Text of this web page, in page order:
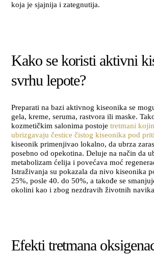
koja je sjajnija i zategnutija.
Kako se koristi aktivni
svrhu lepote?
Preparati na bazi aktivnog kiseonika se
gela, kreme, seruma, rastvora ili maske.
kozmetičkim salonima postoje tretmani
ubrizgavaju čestice čistog kiseonika pod
kiseonik primenjivao lokalno, da ubrza
posebno od opekotina. Deluje na način da
metabolizam ćelija i povećava moć
Istraživanja su pokazala da nivo kiseonika
25%, posle 40. do 50%, a takođe se
okolini kao i zbog nezdravih životnih
Efekti tretmana